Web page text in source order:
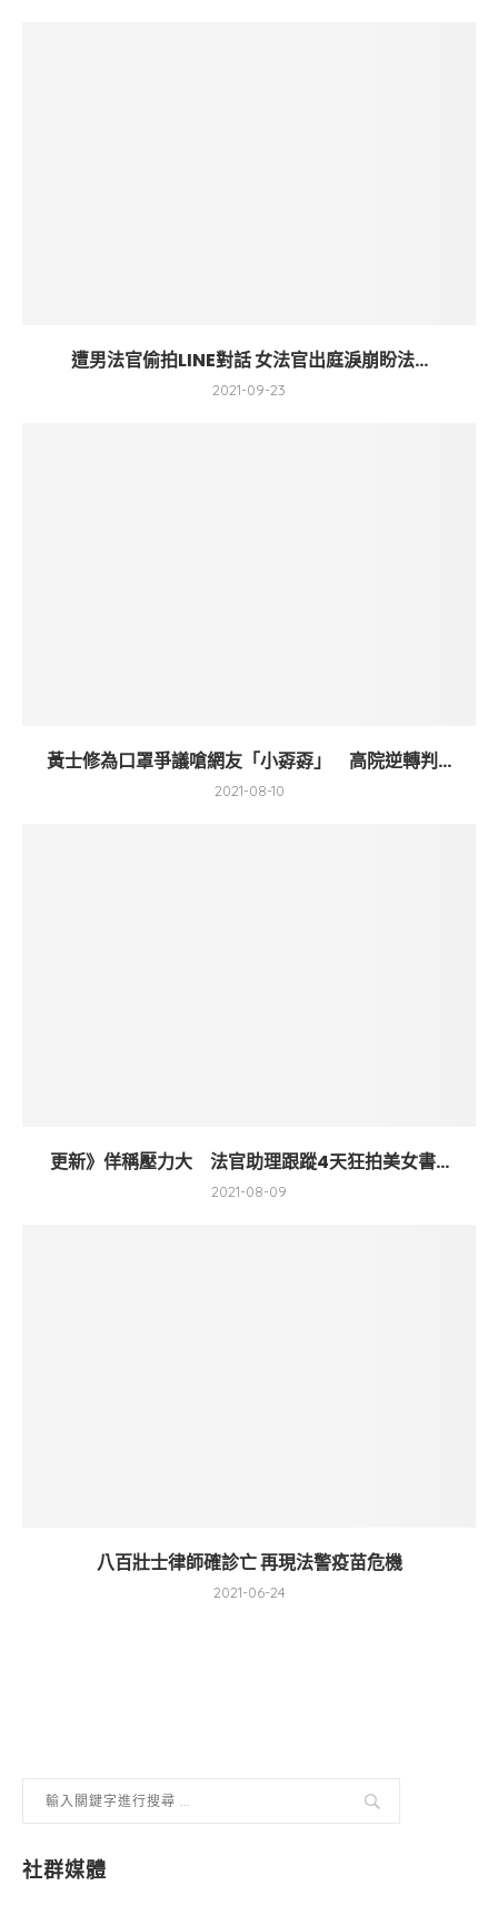
遭男法官偷拍LINE對話 女法官出庭淚崩盼法...
2021-09-23
黃士修為口罩爭議嗆網友「小孬孬」 高院逆轉判...
2021-08-10
更新》佯稱壓力大 法官助理跟蹤4天狂拍美女書...
2021-08-09
八百壯士律師確診亡 再現法警疫苗危機
2021-06-24
社群媒體